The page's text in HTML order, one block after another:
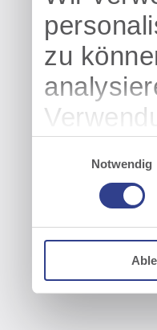
zu
Partner
haben
Notwendig